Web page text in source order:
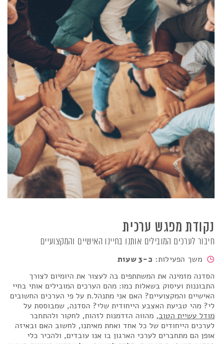
נקודת מפגש ערכית
חיבור לערכים המובילים אותנו בחיינו האישיים והמקצועיים
משך הפעילות: כ-3 שעות
הסדנה מזמינה את המשתתפים בה לעצור את היומיום לצורך
התבוננות ועיסוק בשאלות כמו: מהם הערכים המובילים אותי בחיי
האישיים והמקצועיים? האם אני מתנהל.ת על פי הערכים החשובים
לי? מהי טביעת האצבע הייחודית שלי? הסדנה, שמבוססת על
מודל עשיית הטוב, מהווה הזדמנות לזהות, לחקור ולהתחבר
לערכים הייחודים של כל אחד ואחת מאיתנו, לחשוב האם ובאיזה
אופן הם מתחברים לערכי הארגון בו אנו עובדים, ולהכיר כלי